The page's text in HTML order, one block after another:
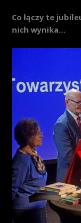
Co łączy te
nich wynika...